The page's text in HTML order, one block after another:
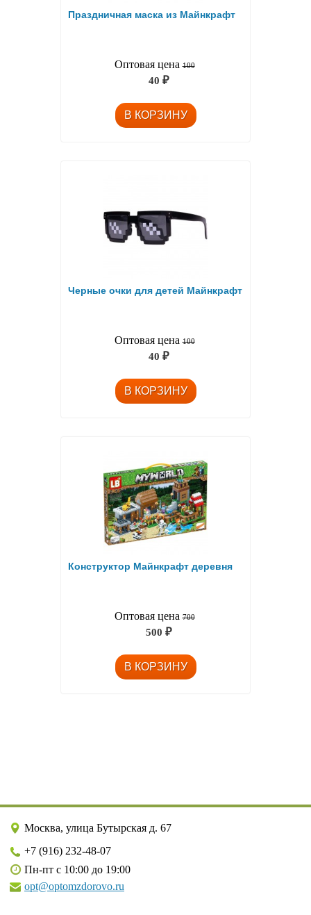
Праздничная маска из Майнкрафт
Оптовая цена 100
40 ₽
Черные очки для детей Майнкрафт
Оптовая цена 100
40 ₽
Конструктор Майнкрафт деревня
Оптовая цена 700
500 ₽
Москва, улица Бутырская д. 67
+7 (916) 232-48-07
Пн-пт с 10:00 до 19:00
opt@optomzdorovo.ru